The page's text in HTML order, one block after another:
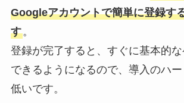
Googleアカウントで簡単に登録す
す。
登録が完了すると、すぐに基本的
できるようになるので、導入のハ
低いです。